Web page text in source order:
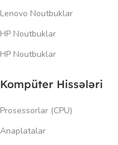
Lenovo Noutbuklar
HP Noutbuklar
HP Noutbuklar
Kompüter Hissələri
Prosessorlar (CPU)
Anaplatalar